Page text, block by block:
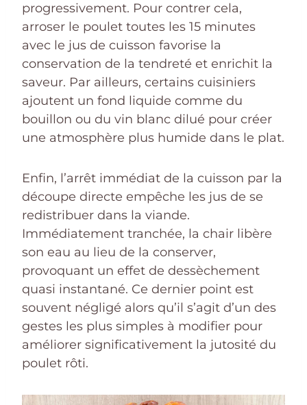
progressivement. Pour contrer cela,
arroser le poulet toutes les 15 minutes
avec le jus de cuisson favorise la
conservation de la tendreté et enrichit la
saveur. Par ailleurs, certains cuisiniers
ajoutent un fond liquide comme du
bouillon ou du vin blanc dilué pour créer
une atmosphère plus humide dans le plat.
Enfin, l’arrêt immédiat de la cuisson par la
découpe directe empêche les jus de se
redistribuer dans la viande.
Immédiatement tranchée, la chair libère
son eau au lieu de la conserver,
provoquant un effet de dessèchement
quasi instantané. Ce dernier point est
souvent négligé alors qu’il s’agit d’un des
gestes les plus simples à modifier pour
améliorer significativement la jutosité du
poulet rôti.